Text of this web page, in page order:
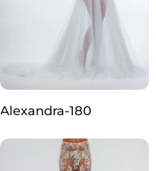
Alexandra-180